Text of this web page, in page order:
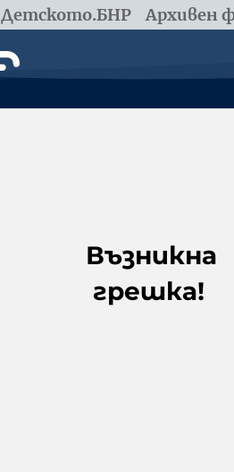
Детското.БНР Архивен
Възникна
грешка!